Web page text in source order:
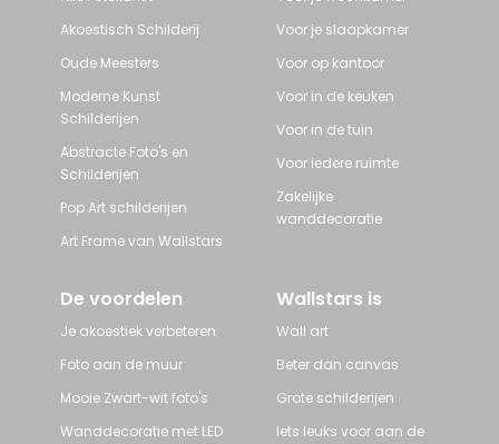
Akoestisch Schilderij
Oude Meesters
Moderne Kunst
Schilderijen
Abstracte Foto's en
Schilderijen
Pop Art schilderijen
Art Frame van Wallstars
Voor je slaapkamer
Voor op kantoor
Voor in de keuken
Voor in de tuin
Voor iedere ruimte
Zakelijke
wanddecoratie
De voordelen
Je akoestiek verbeteren
Foto aan de muur
Mooie Zwart-wit foto's
Wanddecoratie met LED
Wallstars is
Wall art
Beter dan canvas
Grote schilderijen
Iets leuks voor aan de